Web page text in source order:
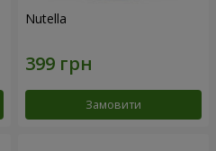
Nutella
Замовити